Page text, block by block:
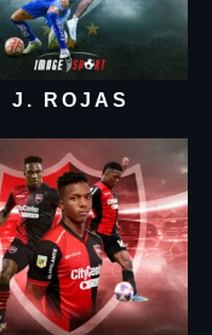
J. ROJAS